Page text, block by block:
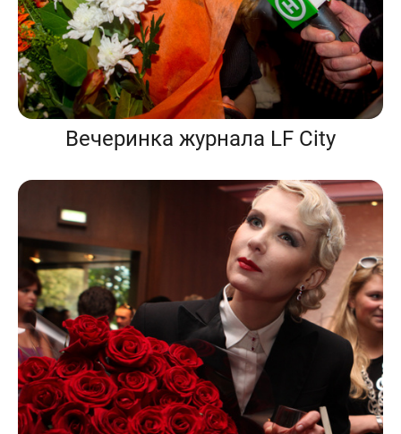
Вечеринка журнала LF City